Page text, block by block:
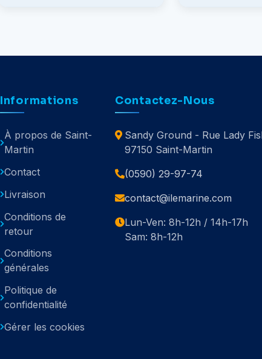
Informations
À propos de Saint-
Martin
Contact
Livraison
Conditions de
retour
Conditions
générales
Politique de
confidentialité
Gérer les cookies
Contactez-Nous
Sandy Ground - Rue Lady
97150 Saint-Martin
(0590) 29-97-74
contact@ilemarine.com
Lun-Ven: 8h-12h / 14h-17h
Sam: 8h-12h